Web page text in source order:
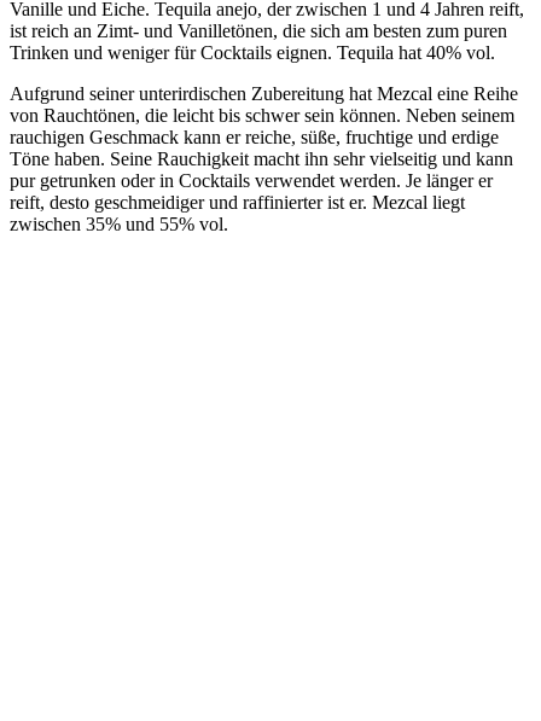
Vanille und Eiche. Tequila anejo, der zwischen 1 und 4 Jahren reift,
ist reich an Zimt- und Vanilletönen, die sich am besten zum puren
Trinken und weniger für Cocktails eignen. Tequila hat 40% vol.
Aufgrund seiner unterirdischen Zubereitung hat Mezcal eine Reihe
von Rauchtönen, die leicht bis schwer sein können. Neben seinem
rauchigen Geschmack kann er reiche, süße, fruchtige und erdige
Töne haben. Seine Rauchigkeit macht ihn sehr vielseitig und kann
pur getrunken oder in Cocktails verwendet werden. Je länger er
reift, desto geschmeidiger und raffinierter ist er. Mezcal liegt
zwischen 35% und 55% vol.